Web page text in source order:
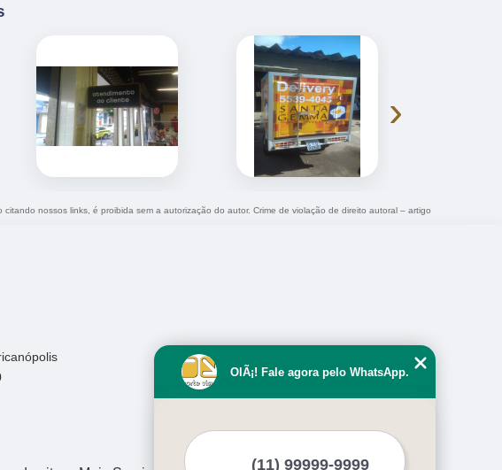
›
nossos links, é proibida sem a autorização do autor. Crime de violação de direito autoral – artigo
OlÃ¡! Fale agora pelo WhatsApp.